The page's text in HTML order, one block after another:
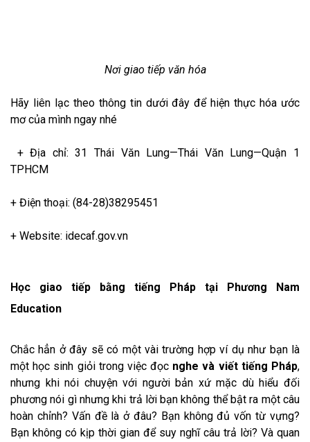
Nơi giao tiếp văn hóa
Hãy liên lạc theo thông tin dưới đây để hiện thực hóa ước
mơ của mình ngay nhé
+ Địa chỉ: 31 Thái Văn Lung—Thái Văn Lung—Quận 1
TPHCM
+ Điện thoại: (84-28)38295451
+ Website: idecaf.gov.vn
Học giao tiếp bằng tiếng Pháp tại Phương Nam
Education
Chắc hẳn ở đây sẽ có một vài trường hợp ví dụ như bạn là
một học sinh giỏi trong việc đọc nghe và viết tiếng Pháp,
nhưng khi nói chuyện với người bản xứ mặc dù hiểu đối
phương nói gì nhưng khi trả lời bạn không thể bật ra một câu
hoàn chỉnh? Vấn đề là ở đâu? Bạn không đủ vốn từ vựng?
Bạn không có kịp thời gian để suy nghĩ câu trả lời? Và quan